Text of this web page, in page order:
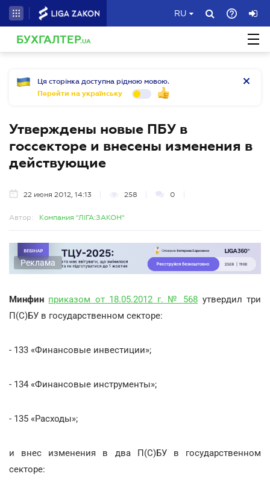
RU
БУХГАЛТЕР.UA
Ця сторінка доступна рідною мовою.
Перейти на українську
Утверждены новые ПБУ в
госсекторе и внесены изменения в
действующие
22 июня 2012, 14:13 258 0
Автор: Компания "ЛІГА:ЗАКОН"
Реклама
Минфин приказом от 18.05.2012 г. № 568 утвердил три
П(С)БУ в государственном секторе:
- 133 «Финансовые инвестиции»;
- 134 «Финансовые инструменты»;
- 135 «Расходы»;
и внес изменения в два П(С)БУ в государственном
секторе: